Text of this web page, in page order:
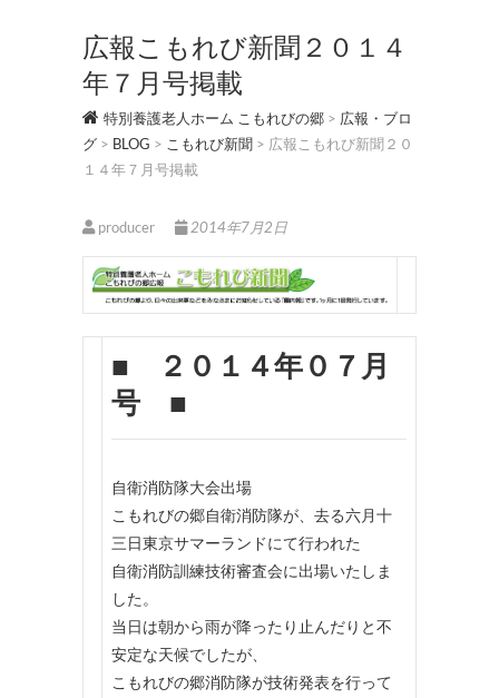
広報こもれび新聞２０１４
年７月号掲載
特別養護老人ホーム こもれびの郷 > 広報・ブロ
グ > BLOG > こもれび新聞 > 広報こもれび新聞２０
１４年７月号掲載
producer 2014年7月2日
■ ２０１４年０７月
号 ■
自衛消防隊大会出場
こもれびの郷自衛消防隊が、去る六月十
三日東京サマーランドにて行われた
自衛消防訓練技術審査会に出場いたしま
した。
当日は朝から雨が降ったり止んだりと不
安定な天候でしたが、
こもれびの郷消防隊が技術発表を行って